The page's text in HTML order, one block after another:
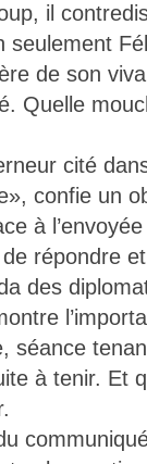
il
de son
Quelle
cité
confie un
à
répondre
des
séance
à tenir. Et